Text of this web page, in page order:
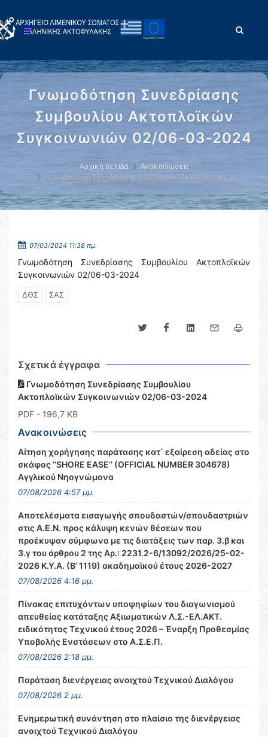
Γνωμοδότηση Συνεδρίασης
Συμβουλίου Ακτοπλοϊκών
Συγκοινωνιών 02/06-03-2024
Αρχική σελίδα
Ανακοινώσεις
Γνωμοδότηση Συνεδρίασης Συμβουλίου Ακτοπλοϊκών …
07/03/2024 11:38 πμ.
Γνωμοδότηση Συνεδρίασης Συμβουλίου Ακτοπλοϊκών
Συγκοινωνιών 02/06-03-2024
ΔΘΣ ΣΑΣ
Σχετικά έγγραφα
Γνωμοδότηση Συνεδρίασης Συμβουλίου
Ακτοπλοϊκών Συγκοινωνιών 02/06-03-2024
PDF - 196,7 KB
Ανακοινώσεις
Αίτηση χορήγησης παράτασης κατ΄ εξαίρεση αδείας στο
σκάφος ‘’SHORE EASE’’ (OFFICIAL NUMBER 304678)
Αγγλικού Νηογνώμονα
07/08/2026 4:57 μμ.
Αποτελέσματα εισαγωγής σπουδαστών/σπουδαστριών
στις Α.Ε.Ν. προς κάλυψη κενών θέσεων που
προέκυψαν σύμφωνα με τις διατάξεις των παρ. 3.β και
3.γ του άρθρου 2 της Αρ.: 2231.2-6/13092/2026/25-02-
2026 Κ.Υ.Α. (Β’ 1119) ακαδημαϊκού έτους 2026-2027
07/08/2026 4:16 μμ.
Πίνακας επιτυχόντων υποψηφίων του διαγωνισμού
απευθείας κατάταξης Αξιωματικών Λ.Σ.-ΕΛ.ΑΚΤ.
ειδικότητας Τεχνικού έτους 2026 – Έναρξη Προθεσμίας
Υποβολής Ενστάσεων στο Α.Σ.Ε.Π.
07/08/2026 2:18 μμ.
Παράταση διενέργειας ανοιχτού Τεχνικού Διαλόγου
07/08/2026 2 μμ.
Ενημερωτική συνάντηση στο πλαίσιο της διενέργειας
ανοιχτού Τεχνικού Διαλόγου